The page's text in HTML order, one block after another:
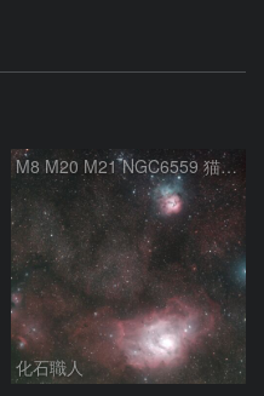
M8 M20 M21 NGC6559 猫の手星雲 いて座
化石職人